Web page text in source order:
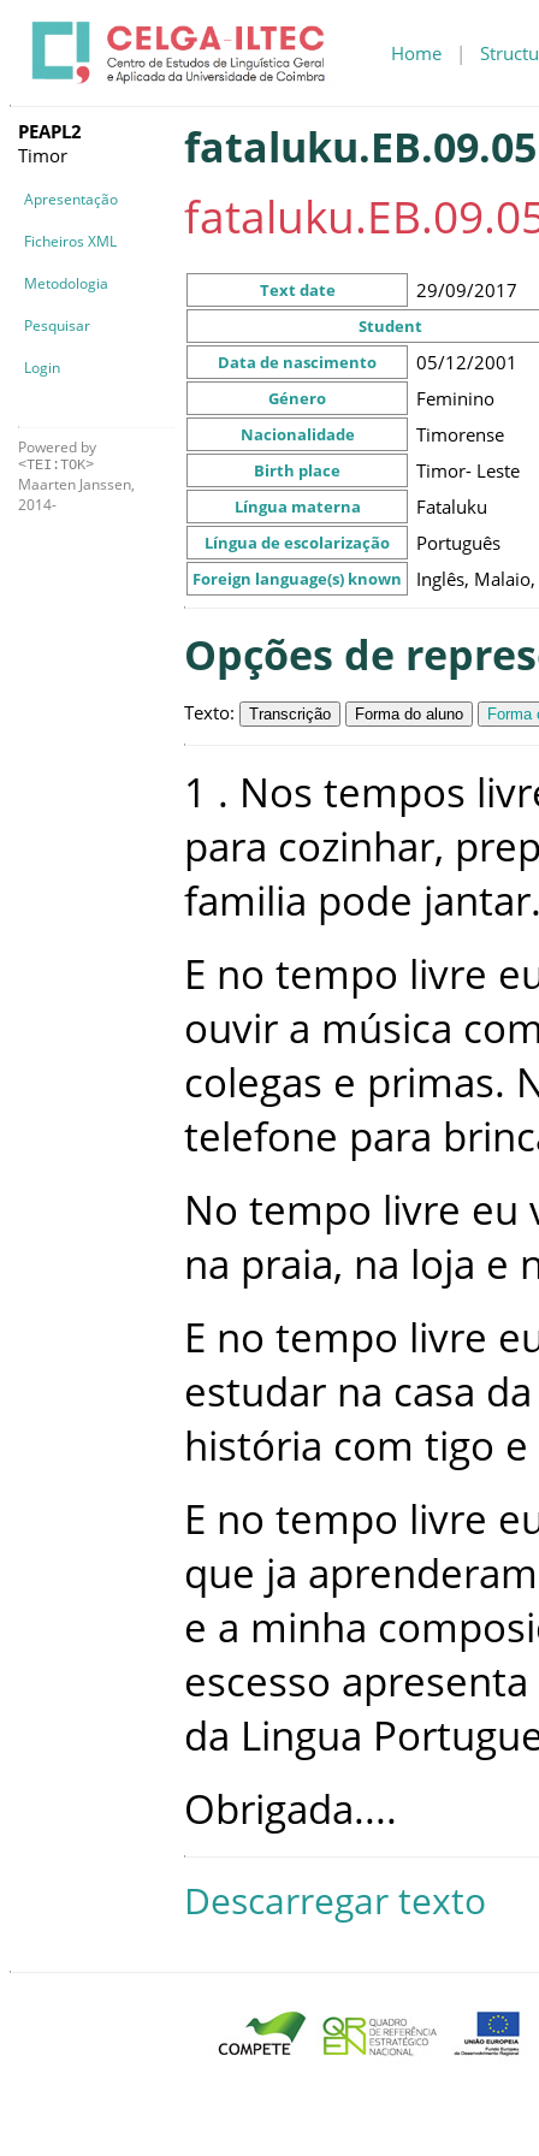
Home |
PEAPL2
Timor
Apresentação
Ficheiros XML
Metodologia
Pesquisar
Login
Powered by
<TEI:TOK>
Maarten Janssen,
2014-
Text date 29/09/2017
Student
Data de nascimento
05/12/2001
Género Feminino
Nacionalidade Timorense
Birth place Timor- Leste
Língua materna Fataluku
Língua de escolarização Português
Foreign language(s) known Inglês,
Opções de
Texto: Transcrição Forma do aluno Forma
1 . Nos tempos
para cozinhar,
familia pode jantar
E no tempo livre
ouvir a música
colegas e primas.
telefone para
No tempo livre eu
na praia, na loja e
E no tempo livre
estudar na casa da
história com tigo e
E no tempo livre
que ja aprenderam
e a minha
escesso apresenta
da Lingua
Obrigada....
Descarregar texto